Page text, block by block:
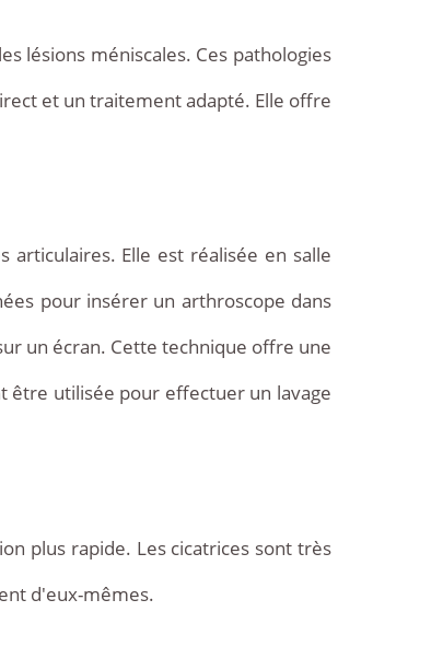
lésions méniscales. Ces pathologies
et un traitement adapté. Elle offre
Elle est réalisée en salle
pour insérer un arthroscope dans
un écran. Cette technique offre une
être utilisée pour effectuer un lavage
plus rapide. Les cicatrices sont très
d'eux-mêmes.